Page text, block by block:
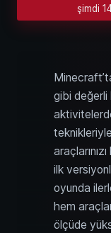
şimdi
gibi değerli
ilk
oyunda
hem
ölçüde